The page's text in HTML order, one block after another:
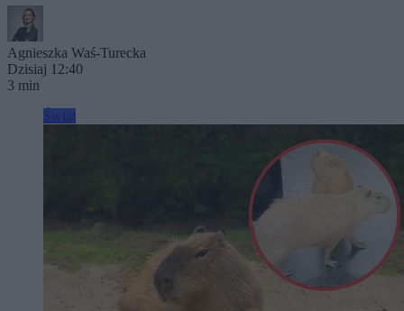
Agnieszka Waś-Turecka
Dzisiaj 12:40
3 min